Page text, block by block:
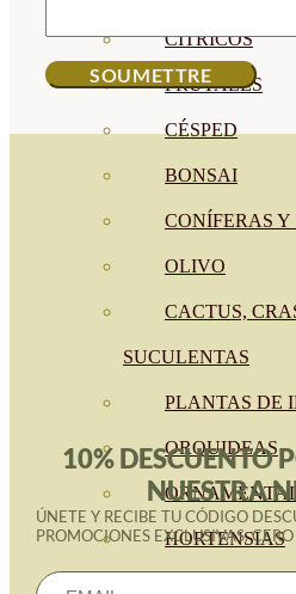
CÍTRICOS
FRUTALES
CÉSPED
BONSAI
CONÍFERAS Y
OLIVO
CACTUS,
SUCULENTAS
PLANTAS DE
ORQUIDEAS
HORTENSIAS
10% DESCUENTO
NUESTRA
ÚNETE Y RECIBE TU CÓDIGO
PROMOCIONES EXCLUSIVAS.